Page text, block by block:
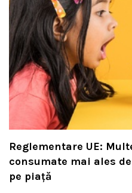
Reglementare UE:
consumate mai ales
pe piață